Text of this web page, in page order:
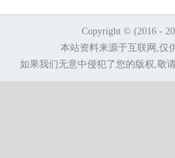
Copyright © (2016 -
本站资料来源于互联网,仅
如果我们无意中侵犯了您的版权,敬